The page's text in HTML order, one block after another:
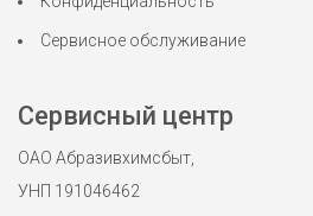
Сервисное обслуживание
Сервисный центр
ОАО Абразивхимсбыт,
УНП 191046462